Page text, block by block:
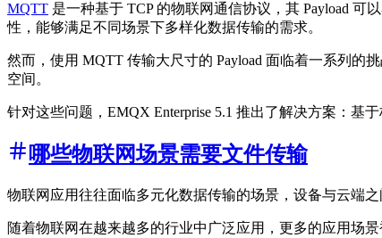
MQTT 是一种基于 TCP 的物联网通信协议，其 Payload
性，能够满足不同场景下多样化数据传输的需求。
然而，使用 MQTT 传输大尺寸的 Payload 面临着一系列
空间。
针对这些问题，EMQX Enterprise 5.1 推出了解决方案：基
哪些物联网场景需要文件传输
物联网应用往往面临多元化数据传输的场景，设备与云端之
随着物联网在越来越多的行业中广泛应用，更多的应用场